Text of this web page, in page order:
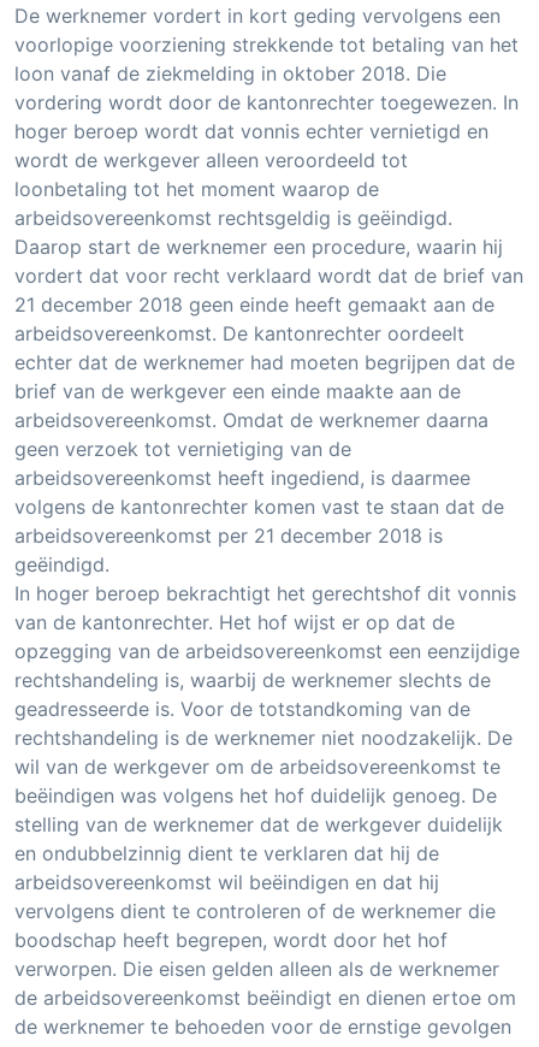
De werknemer vordert in kort geding vervolgens een
voorlopige voorziening strekkende tot betaling van het
loon vanaf de ziekmelding in oktober 2018. Die
vordering wordt door de kantonrechter toegewezen. In
hoger beroep wordt dat vonnis echter vernietigd en
wordt de werkgever alleen veroordeeld tot
loonbetaling tot het moment waarop de
arbeidsovereenkomst rechtsgeldig is geëindigd.
Daarop start de werknemer een procedure, waarin hij
vordert dat voor recht verklaard wordt dat de brief van
21 december 2018 geen einde heeft gemaakt aan de
arbeidsovereenkomst. De kantonrechter oordeelt
echter dat de werknemer had moeten begrijpen dat de
brief van de werkgever een einde maakte aan de
arbeidsovereenkomst. Omdat de werknemer daarna
geen verzoek tot vernietiging van de
arbeidsovereenkomst heeft ingediend, is daarmee
volgens de kantonrechter komen vast te staan dat de
arbeidsovereenkomst per 21 december 2018 is
geëindigd.
In hoger beroep bekrachtigt het gerechtshof dit vonnis
van de kantonrechter. Het hof wijst er op dat de
opzegging van de arbeidsovereenkomst een eenzijdige
rechtshandeling is, waarbij de werknemer slechts de
geadresseerde is. Voor de totstandkoming van de
rechtshandeling is de werknemer niet noodzakelijk. De
wil van de werkgever om de arbeidsovereenkomst te
beëindigen was volgens het hof duidelijk genoeg. De
stelling van de werknemer dat de werkgever duidelijk
en ondubbelzinnig dient te verklaren dat hij de
arbeidsovereenkomst wil beëindigen en dat hij
vervolgens dient te controleren of de werknemer die
boodschap heeft begrepen, wordt door het hof
verworpen. Die eisen gelden alleen als de werknemer
de arbeidsovereenkomst beëindigt en dienen ertoe om
de werknemer te behoeden voor de ernstige gevolgen